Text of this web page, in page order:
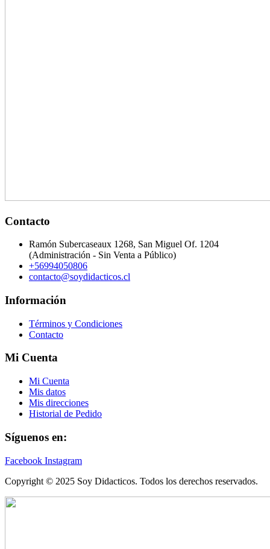
Contacto
Ramón Subercaseaux 1268, San Miguel Of. 1204
(Administración - Sin Venta a Público)
+56994050806
contacto@soydidacticos.cl
Información
Términos y Condiciones
Contacto
Mi Cuenta
Mi Cuenta
Mis datos
Mis direcciones
Historial de Pedido
Síguenos en:
Facebook Instagram
Copyright © 2025 Soy Didacticos. Todos los derechos reservados.